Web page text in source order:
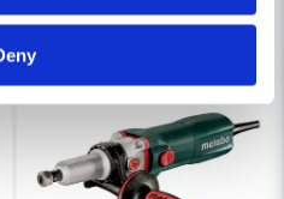
-6%